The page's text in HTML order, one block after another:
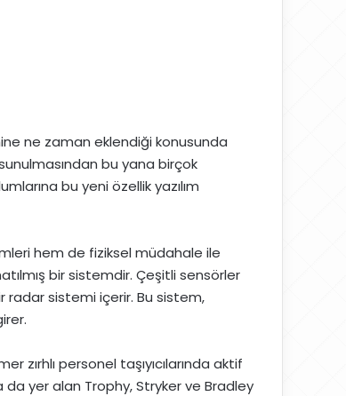
ne zaman eklendiği konusunda
bu yana birçok
bu yeni özellik yazılım
hem de fiziksel müdahale ile
bir sistemdir. Çeşitli sensörler
radar sistemi içerir. Bu sistem,
zırhlı personel taşıyıcılarında aktif
da yer alan Trophy, Stryker ve Bradley